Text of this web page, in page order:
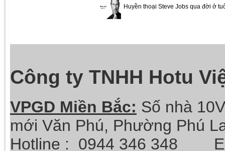
Huyền thoại Steve Jobs qua đời ở
Công ty TNHH Hotu
VPGD Miền Bắc: Số nhà
mới Văn Phú, Phường Phú
Hotline : 0944 346 348